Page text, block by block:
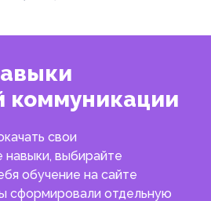
коммуникации
свои
выбирайте
обучение на сайте
сформировали отдельную